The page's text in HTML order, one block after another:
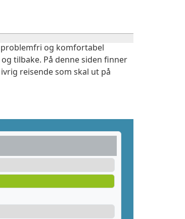
og komfortabel
tilbake. På denne siden finner
reisende som skal ut på